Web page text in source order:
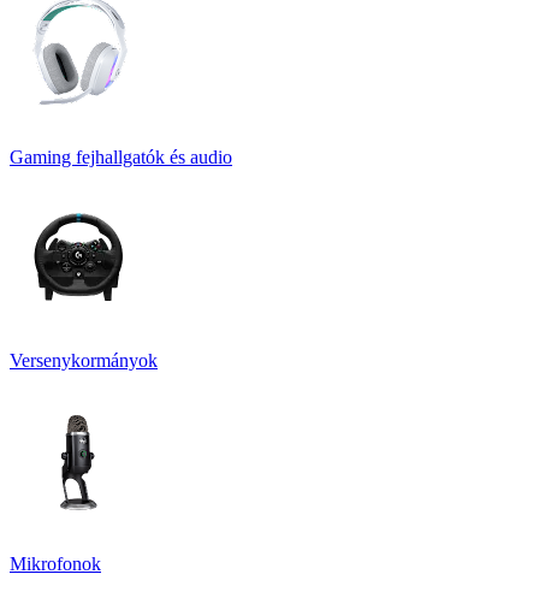
Gaming fejhallgatók és audio
Versenykormányok
Mikrofonok